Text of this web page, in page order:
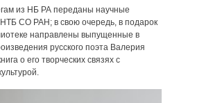
из НБ РА переданы научные
СО РАН; в свою очередь, в подарок
направлены выпущенные в
русского поэта Валерия
о его творческих связях с